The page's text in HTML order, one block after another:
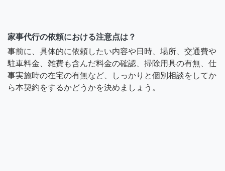
家事代行の依頼における注意点は？
事前に、具体的に依頼したい内容や日時、場所、交通費や
駐車料金、雑費も含んだ料金の確認、掃除用具の有無、仕
事実施時の在宅の有無など、しっかりと個別相談をしてか
ら本契約をするかどうかを決めましょう。